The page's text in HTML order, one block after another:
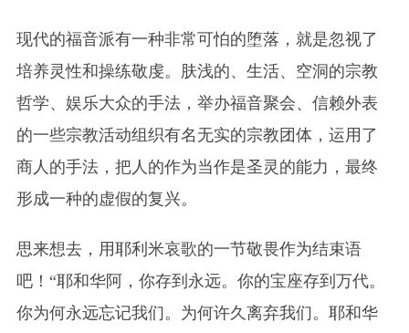
现代的福音派有一种非常可怕的堕落，就是忽视了
培养灵性和操练敬虔。肤浅的、生活、空洞的宗教
哲学、娱乐大众的手法，举办福音聚会、信赖外表
的一些宗教活动组织有名无实的宗教团体，运用了
商人的手法，把人的作为当作是圣灵的能力，最终
形成一种的虚假的复兴。
思来想去，用耶利米哀歌的一节敬畏作为结束语
吧！“耶和华阿，你存到永远。你的宝座存到万代。
你为何永远忘记我们。为何许久离弃我们。耶和华